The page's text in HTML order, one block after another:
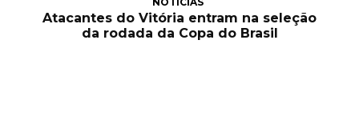
Atacantes do Vitória entram na seleção
da rodada da Copa do Brasil